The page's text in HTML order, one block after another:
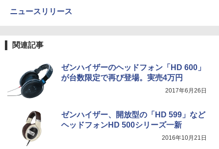
ニュースリリース
関連記事
ゼンハイザーのヘッドフォン「HD 600」
が台数限定で再び登場。実売4万円
2017年6月26日
ゼンハイザー、開放型の「HD 599」など
ヘッドフォンHD 500シリーズ一新
2016年10月21日